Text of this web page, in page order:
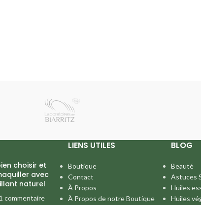
choisir et
avec
naturel
1 commentaire
LIENS UTILES
Boutique
Contact
À Propos
À Propos de notre Boutique
BLOG
Beauté
Astuces
Huiles
Huiles